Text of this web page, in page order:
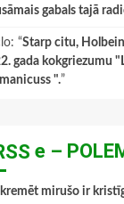
gabals tajā
: “Starp citu,
gada kokgriezumu
".”
e –
mirušo ir